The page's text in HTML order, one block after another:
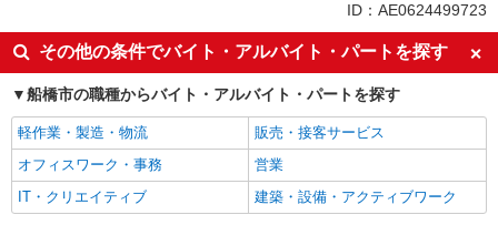
入社日応相談
即日勤務OK
Web面接OK
友達と応募OK
職場見学OKまたは説明会あり
未経験歓迎
経験者・有資格者歓迎
新卒・第二新卒歓迎
学歴不問
ブランクOK
ボーナス・賞与あり
昇給あり
ID：AE0624499723
その他の条件でバイト・アルバイト・パートを探す
船橋市の職種からバイト・アルバイト・パートを探す
軽作業・製造・物流
販売・接客サービス
オフィスワーク・事務
営業
IT・クリエイティブ
建築・設備・アクティブワーク